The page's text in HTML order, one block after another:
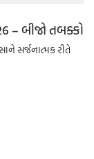
– બીજો તબક્કો
સર્જનાત્મક રીતે